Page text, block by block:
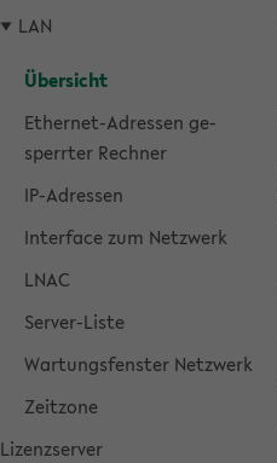
LAN
Über­sicht
Ethernet-​Adressen ge­
sperr­ter Rech­ner
IP-​Adressen
In­ter­face zum Netz­werk
LNAC
Server-​Liste
War­tungs­fens­ter Netz­werk
Zeit­zo­ne
Li­zenz­ser­ver